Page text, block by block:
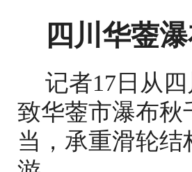
四川华蓥
记者17日从
致华蓥市瀑布秋
当，承重滑轮